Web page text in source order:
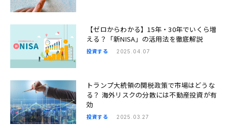
【ゼロからわかる】15年・30年でいくら増
える？「新NISA」の活用法を徹底解説
投資する 2025.04.07
トランプ大統領の関税政策で市場はどうな
る？ 海外リスクの分散には不動産投資が有
効
投資する 2025.03.27